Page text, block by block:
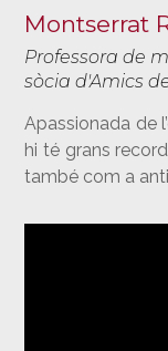
Montserrat
Professora de
sòcia d'Amics
Apassionada de
hi té grans
també com a